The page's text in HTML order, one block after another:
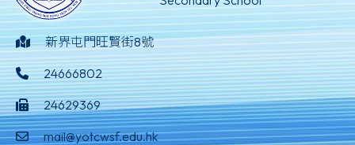
新界屯門旺賢街8號
24666802
24629369
mail@yotcwsf.edu.hk